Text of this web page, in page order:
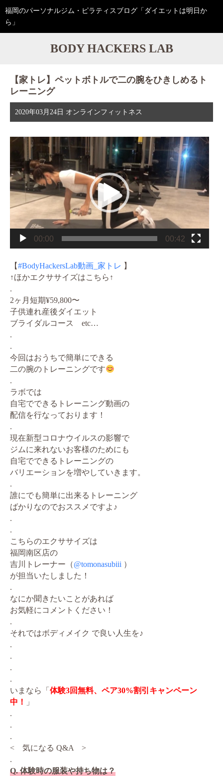
福岡のパーソナルジム・ピラティスブログ「ダイエットは明日か
ら」
BODY HACKERS LAB
【家トレ】ペットボトルで二の腕をひきしめるト
レーニング
2020年03月24日 オンラインフィットネス
動
プ
レ
ー
ー
00:00 00:42
【#BodyHackersLab動画_家トレ 】
↑ほかエクササイズはこちら↑
.
2ヶ月短期¥59,800〜
子供連れ産後ダイエット
ブライダルコース etc…
.
.
今回はおうちで簡単にできる
二の腕のトレーニングです
.
ラボでは
自宅でできるトレーニング動画の
配信を行なっております！
.
現在新型コロナウイルスの影響で
ジムに来れないお客様のためにも
自宅でできるトレーニングの
バリエーションを増やしていきます。
.
誰にでも簡単に出来るトレーニング
ばかりなのでおススメですよ♪
.
.
こちらのエクササイズは
福岡南区店の
吉川トレーナー（@tomonasubiii ）
が担当いたしました！
.
なにか聞きたいことがあれば
お気軽にコメントください！
.
それではボディメイク で良い人生を♪
.
.
.
.
いまなら「 体験3回無料、ペア30%割引キャンペーン
中！
」
.
.
.
< 気になる Q&A >
.
Q. 体験時の服装や持ち物は？